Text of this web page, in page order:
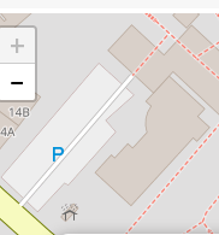
+
−